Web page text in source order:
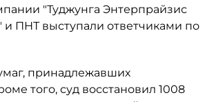
"Туджунга Энтерпрайзис
ПНТ выступали ответчиками по
принадлежавших
того, суд восстановил 1008